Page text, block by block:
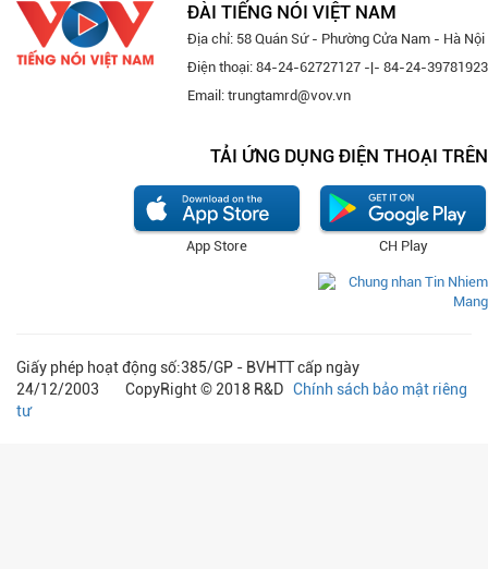
ĐÀI TIẾNG NÓI VIỆT NAM
Địa chỉ: 58 Quán Sứ - Phường Cửa Nam - Hà Nội
Điện thoại: 84-24-62727127 -|- 84-24-39781923
Email: trungtamrd@vov.vn
TẢI ỨNG DỤNG ĐIỆN THOẠI TRÊN
CH Play
App Store
Giấy phép hoạt động số:385/GP - BVHTT cấp ngày
24/12/2003 CopyRight © 2018 R&D Chính sách bảo mật riêng
tư